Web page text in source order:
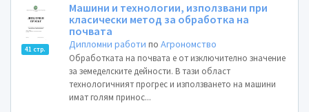
41 стр.
Машини и технологии, използвани при
класически метод за обработка на
почвата
Дипломни работи поАгрономство
Обработката на почвата е от изключително значение
за земеделските дейности. В тази област
технологичният прогрес и използването на машини
имат голям принос...